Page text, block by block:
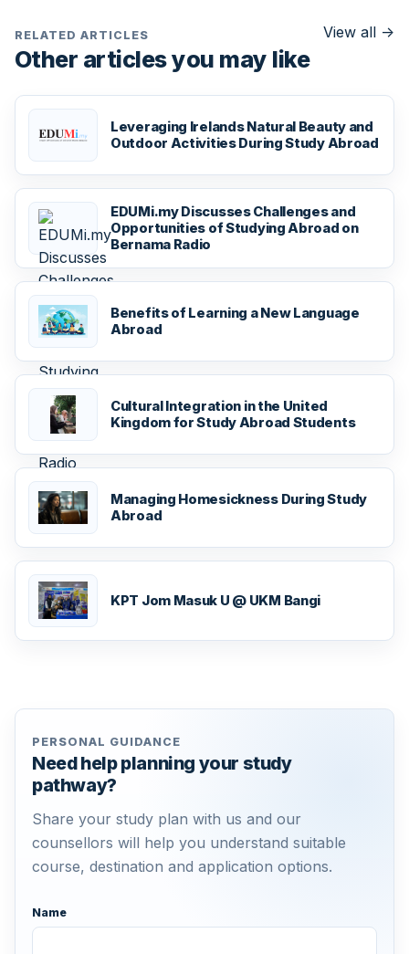
RELATED ARTICLES
Other articles you may like
View all ->
Leveraging Irelands Natural Beauty and
Outdoor Activities During Study Abroad
EDUMi.my Discusses Challenges and
Opportunities of Studying Abroad on
Bernama Radio
Benefits of Learning a New Language
Abroad
Cultural Integration in the United
Kingdom for Study Abroad Students
Managing Homesickness During Study
Abroad
KPT Jom Masuk U @ UKM Bangi
PERSONAL GUIDANCE
Need help planning your study
pathway?
Share your study plan with us and our
counsellors will help you understand suitable
course, destination and application options.
Name